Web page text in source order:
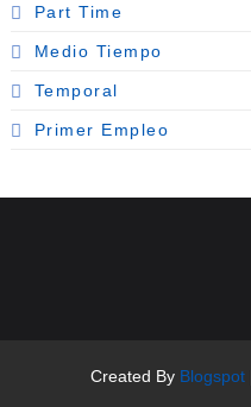
Part Time
Medio Tiempo
Temporal
Primer Empleo
Created By Blogspot